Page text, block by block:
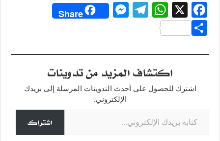
F
a
c
e
o
k
X
W
s
A
p
T
gr
a
m
M
e
n
g
er
Share
ar
اكتشاف المزيد من تدوينات
اشترك للحصول على أحدث التدوينات المرسلة إلى بريدك
الإلكتروني.
كتابة بريدك الإلكتروني...
اشتراك